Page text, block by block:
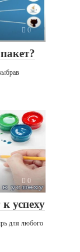
0
0
успеху
для любого